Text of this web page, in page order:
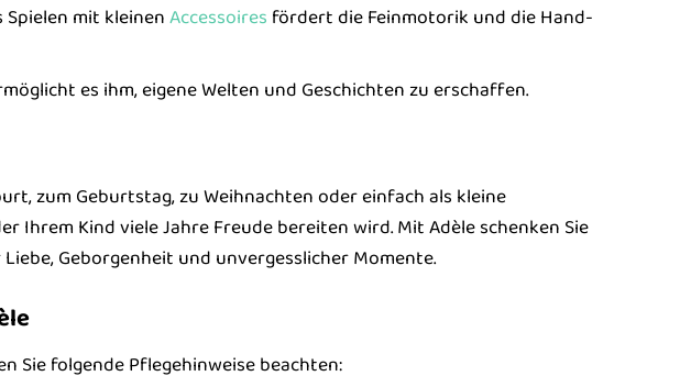
mit kleinenAccessoires fördert die Feinmotorik und die Hand-
es ihm, eigene Welten und Geschichten zu erschaffen.
zum Geburtstag, zu Weihnachten oder einfach als kleine
Ihrem Kind viele Jahre Freude bereiten wird. Mit Adèle schenken Sie
Geborgenheit und unvergesslicher Momente.
Sie folgende Pflegehinweise beachten: